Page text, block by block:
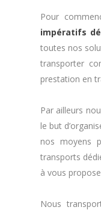
Pour
impératifs
toutes nos
transporter
prestation en
Par ailleurs
le but
nos moyens
transports
à vous
Nous